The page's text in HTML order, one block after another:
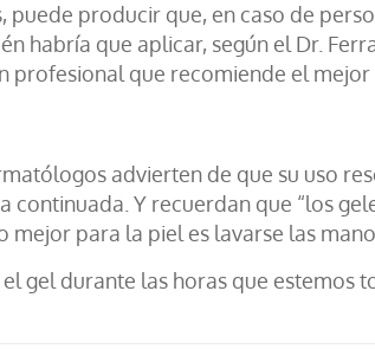
puede producir que, en caso de
habría que aplicar, según el Dr.
profesional que recomiende el mejor
advierten de que su uso
Y recuerdan que “los
para la piel es lavarse las
gel durante las horas que estemos